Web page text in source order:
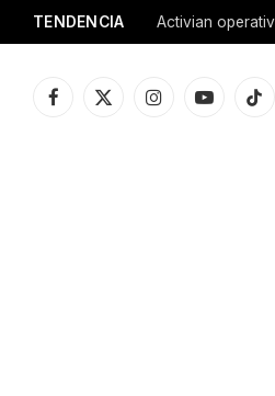
TENDENCIA Activian
Facebook
X
InstagramYouTube